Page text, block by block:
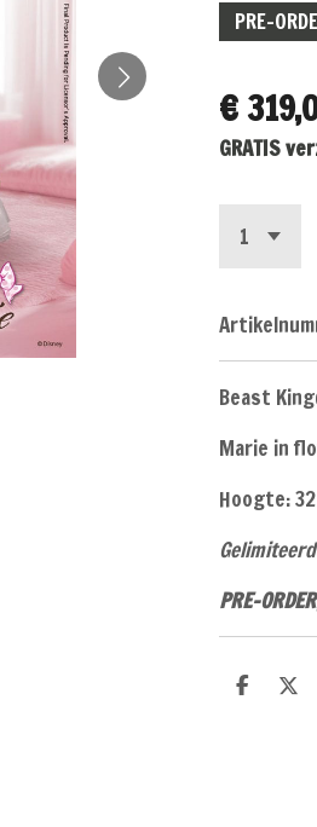
PRE-
€
GRATIS
Beast
Marie in
Hoogte:
PRE-
D
D